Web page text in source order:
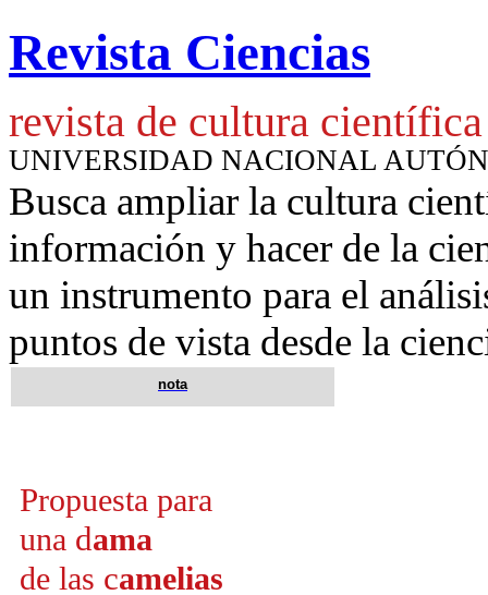
Revista Ciencias
revista de cultura científica
UNIVERSIDAD NACIONAL
Busca ampliar la cultura
información y hacer de la
un instrumento para el
puntos de vista desde la
nota
Propuesta para
una dama
de las camelias